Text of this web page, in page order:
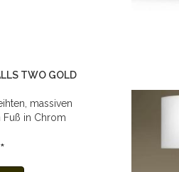
TWO GOLD
massiven
in Chrom